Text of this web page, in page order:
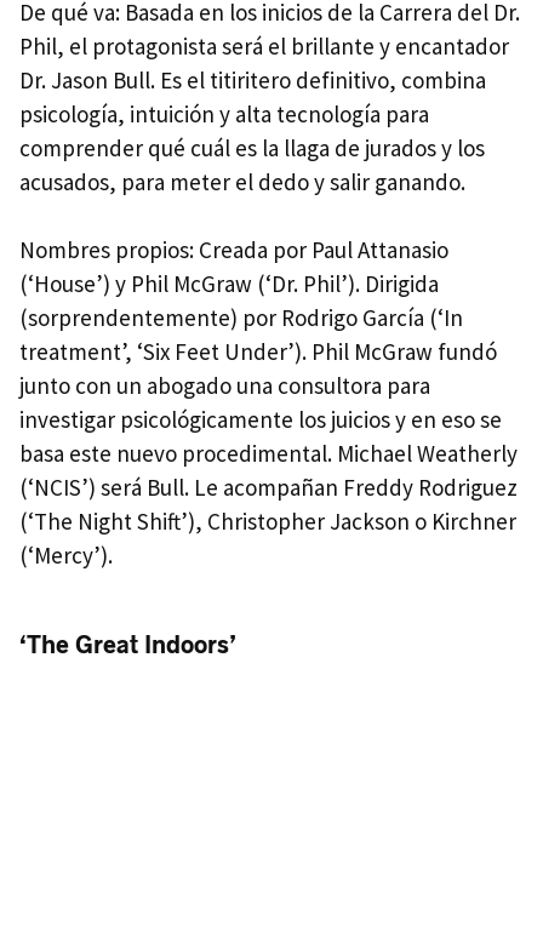
De qué va: Basada en los inicios de la Carrera del Dr.
Phil, el protagonista será el brillante y encantador
Dr. Jason Bull. Es el titiritero definitivo, combina
psicología, intuición y alta tecnología para
comprender qué cuál es la llaga de jurados y los
acusados, para meter el dedo y salir ganando.
Nombres propios: Creada por Paul Attanasio
(‘House’) y Phil McGraw (‘Dr. Phil’). Dirigida
(sorprendentemente) por Rodrigo García (‘In
treatment’, ‘Six Feet Under’). Phil McGraw fundó
junto con un abogado una consultora para
investigar psicológicamente los juicios y en eso se
basa este nuevo procedimental. Michael Weatherly
(‘NCIS’) será Bull. Le acompañan Freddy Rodriguez
(‘The Night Shift’), Christopher Jackson o Kirchner
(‘Mercy’).
‘The Great Indoors’